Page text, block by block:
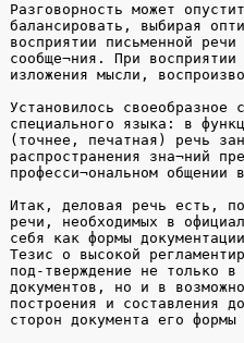
Разговорность может
балансировать, выбирая
восприятии письменной
сообще¬ния. При
изложения мысли,
Установилось своеобразное
специального языка: в
(точнее, печатная) речь
распространения зна¬ний
професси¬ональном
Итак, деловая речь есть, по
речи, необходимых в
себя как формы
Тезис о высокой
под-тверждение не только в
документов, но и в
построения и составления
сторон документа его